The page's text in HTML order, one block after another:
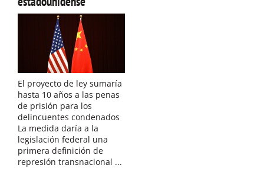
El proyecto de ley sumaría
hasta 10 años a las penas
de prisión para los
delincuentes condenados
La medida daría a la
legislación federal una
primera definición de
represión transnacional ...